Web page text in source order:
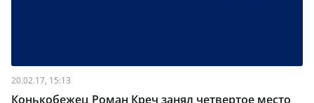
20.02.17, 15:13
Конькобежец Роман Креч занял четвертое место